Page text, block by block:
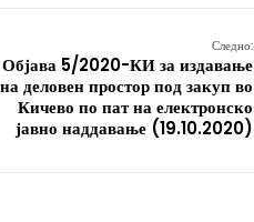
Следно:
Објава 5/2020-КИ за издавање
на деловен простор под закуп во
Кичево по пат на електронско
јавно наддавање (19.10.2020)